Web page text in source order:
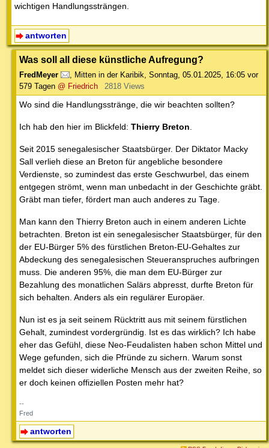
wichtigen Handlungssträngen.
antworten
Was soll all diese künstliche Aufregung?
FredMeyer , Mitten in der Karibik, Sonntag, 05.01.2025, 16:05 vor
579 Tagen @ Friedrich 2818 Views
Wo sind die Handlungsstränge, die wir beachten sollten?
Ich hab den hier im Blickfeld: Thierry Breton
Seit 2015 senegalesischer Staatsbürger. Der Diktator Macky
Sall verlieh diese an Breton für angebliche besondere
Verdienste, so zumindest das erste Geschwurbel, das einem
entgegen strömt, wenn man unbedacht in der Geschichte gräbt.
Gräbt man tiefer, fördert man auch anderes zu Tage.
Man kann den Thierry Breton auch in einem anderen Lichte
betrachten. Breton ist ein senegalesischer Staatsbürger, für den
der EU-Bürger 5% des fürstlichen Breton-EU-Gehaltes zur
Abdeckung des senegalesischen Steueranspruches aufbringen
muss. Die anderen 95%, die man dem EU-Bürger zur
Bezahlung des monatlichen Salärs abpresst, durfte Breton für
sich behalten. Anders als ein regulärer Europäer.
Nun ist es ja seit seinem Rücktritt aus mit seinem fürstlichen
Gehalt, zumindest vordergründig. Ist es das wirklich? Ich habe
eher das Gefühl, diese Neo-Feudalisten haben schon Mittel und
Wege gefunden, sich die Pfründe zu sichern. Warum sonst
meldet sich dieser widerliche Mensch aus der zweiten Reihe, so
er doch keinen offiziellen Posten mehr hat?
--
Fred
antworten